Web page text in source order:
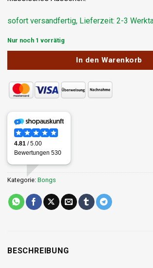
sofort versandfertig, Lieferzeit: 2-3
Nur noch 1 vorrätig
In den Warenkorb
Kategorie: Bongs
BESCHREIBUNG